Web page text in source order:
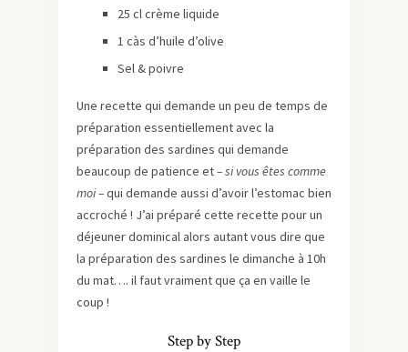
25 cl crème liquide
1 càs d’huile d’olive
Sel & poivre
Une recette qui demande un peu de temps de
préparation essentiellement avec la
préparation des sardines qui demande
beaucoup de patience et– si vous êtes comme
moi –qui demande aussi d’avoir l’estomac bien
accroché ! J’ai préparé cette recette pour un
déjeuner dominical alors autant vous dire que
la préparation des sardines le dimanche à 10h
du mat…. il faut vraiment que ça en vaille le
coup !
Step by Step